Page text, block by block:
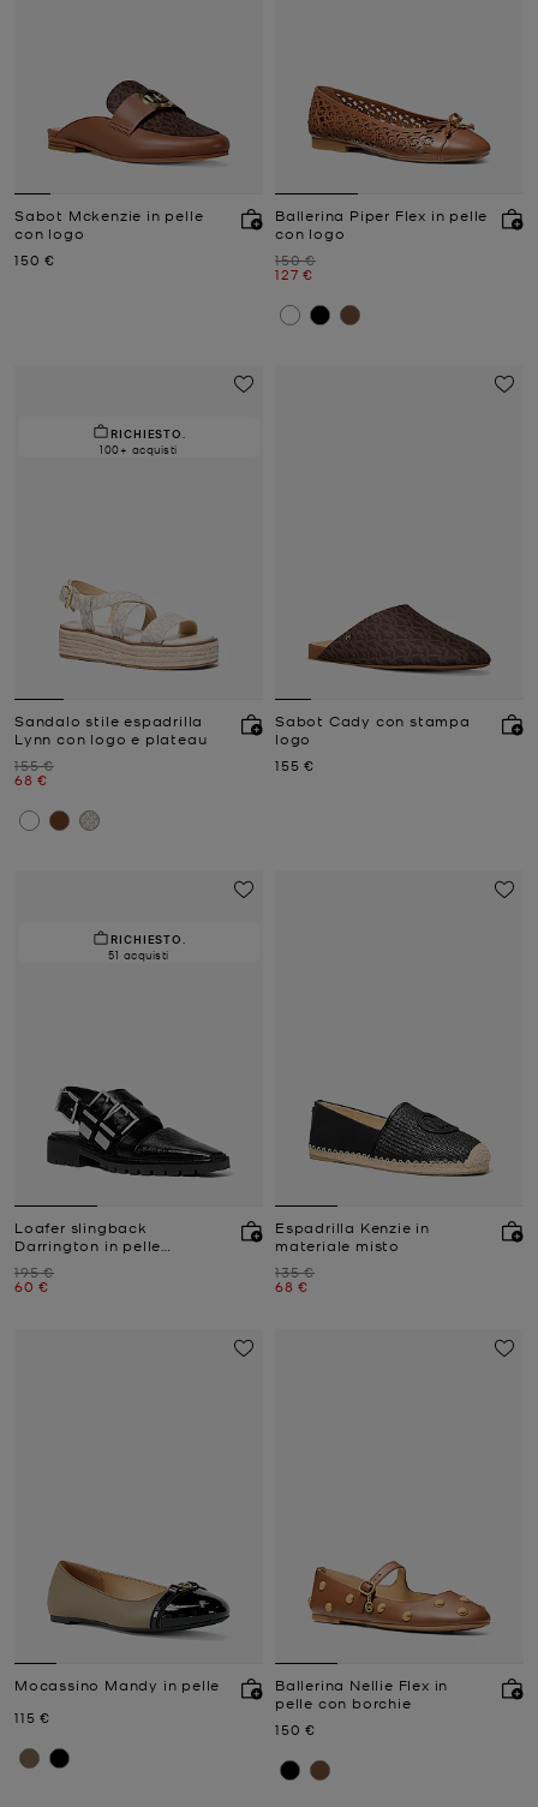
Sabot Mckenzie in pelle
con logo
Prezzo attuale
150 €
Ballerina Piper Flex in pelle
con logo
Prezzo iniziale
150 €
Prezzo attuale
127 €
RICHIESTO.
100+ acquisti
Sandalo stile espadrilla
Lynn con logo e plateau
Prezzo iniziale
155 €
Prezzo attuale
68 €
Sabot Cady con stampa
logo
Prezzo attuale
155 €
RICHIESTO.
51 acquisti
Loafer slingback
Darrington in pelle
Prezzo iniziale
195 €
Prezzo attuale
60 €
Espadrilla Kenzie in
materiale misto
Prezzo iniziale
135 €
Prezzo attuale
68 €
Mocassino Mandy in pelle
Prezzo attuale
115 €
Ballerina Nellie Flex in
pelle con borchie
Prezzo attuale
150 €